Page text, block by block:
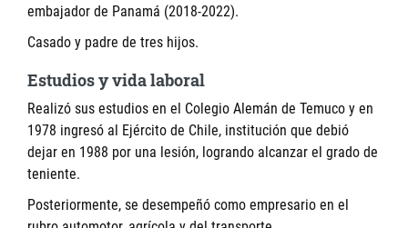
embajador de Panamá (2018-2022).
Casado y padre de tres hijos.
Estudios y vida laboral
Realizó sus estudios en el Colegio Alemán de Temuco y en
1978 ingresó al Ejército de Chile, institución que debió
dejar en 1988 por una lesión, logrando alcanzar el grado de
teniente.
Posteriormente, se desempeñó como empresario en el